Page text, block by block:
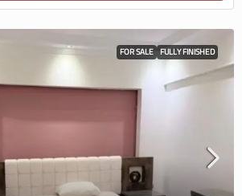
FOR SALE FULLY FINISHED